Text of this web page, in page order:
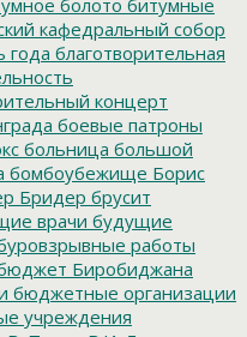
кафедральный собор
года благотворительная
концерт
боевые патроны
больница большой
бомбоубежище Борис
Бридер брусит
врачи будущие
работы
Биробиджана
бюджетные организации
учреждения